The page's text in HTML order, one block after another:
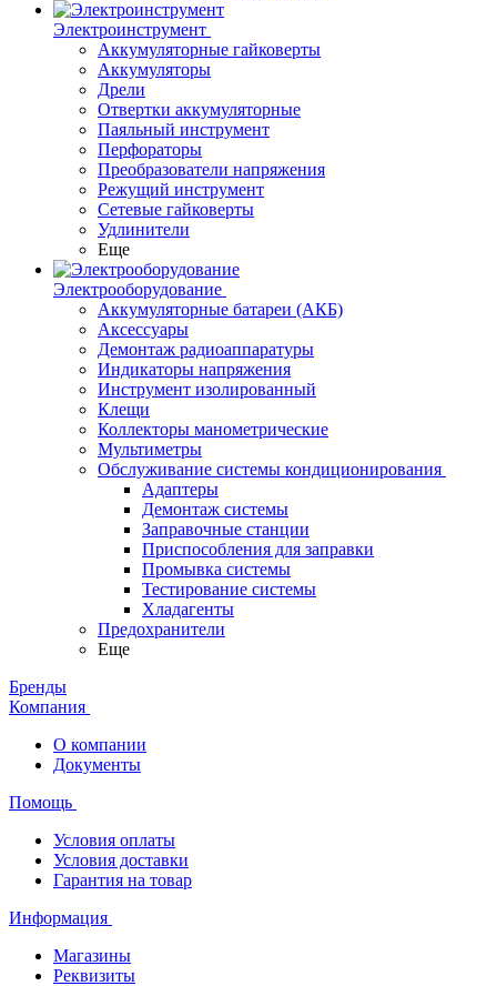
Электроинструмент
Аккумуляторные гайковерты
Аккумуляторы
Дрели
Отвертки аккумуляторные
Паяльный инструмент
Перфораторы
Преобразователи напряжения
Режущий инструмент
Сетевые гайковерты
Удлинители
Еще
Электрооборудование
Аккумуляторные батареи (АКБ)
Аксессуары
Демонтаж радиоаппаратуры
Индикаторы напряжения
Инструмент изолированный
Клещи
Коллекторы манометрические
Мультиметры
Обслуживание системы кондиционирования
Адаптеры
Демонтаж системы
Заправочные станции
Приспособления для заправки
Промывка системы
Тестирование системы
Хладагенты
Предохранители
Еще
Бренды
Компания
О компании
Документы
Помощь
Условия оплаты
Условия доставки
Гарантия на товар
Информация
Магазины
Реквизиты